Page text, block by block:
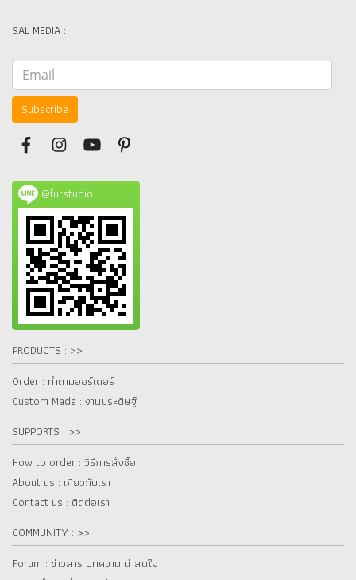
SAL MEDIA :
Subscribe
@furstudio
PRODUCTS : >>
Order : ทำตามออร์เดอร์
Custom Made : งานประดิษฐ์
SUPPORTS : >>
How to order : วิธีการสั่งซื้อ
About us : เกี๋ยวกับเรา
Contact us : ติดต่อเรา
COMMUNITY : >>
Forum : ข่าวสาร บทความ น่าสนใจ